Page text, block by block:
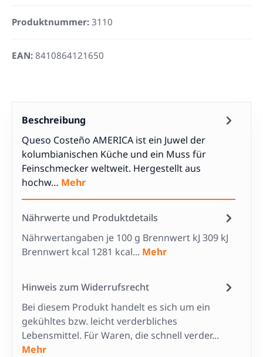
Produktnummer: 3110
EAN: 8410864121650
Beschreibung
Queso Costeño AMERICA ist ein Juwel der
kolumbianischen Küche und ein Muss für
Feinschmecker weltweit. Hergestellt aus
hochw… Mehr
Nährwerte und Produktdetails
Nährwertangaben je 100 g Brennwert kJ 309 kJ
Brennwert kcal 1281 kcal... Mehr
Hinweis zum Widerrufsrecht
Bei diesem Produkt handelt es sich um ein
gekühltes bzw. leicht verderbliches
Lebensmittel. Für Waren, die schnell verder...
Mehr